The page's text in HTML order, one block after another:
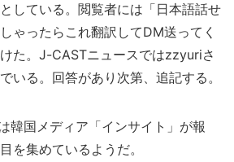
している。閲覧者には「日本語話せ
ゃったらこれ翻訳してDM送ってく
た。J-CASTニュースではzzyuriさ
いる。回答があり次第、追記する。
国メディア「インサイト」が報
を集めているようだ。